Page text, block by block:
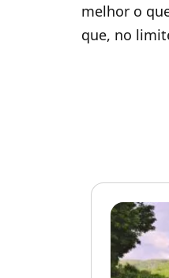
melhor o
que, no